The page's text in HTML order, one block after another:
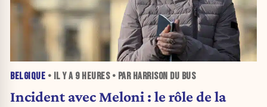
BELGIQUE • IL Y A 9 HEURES• PAR HARRISON DU BUS
Incident avec Meloni : le rôle de la